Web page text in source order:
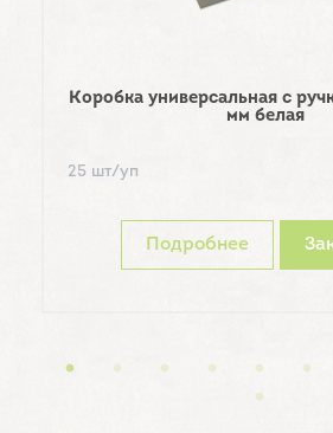
Коробка универсальная с
мм белая
25 шт/уп
Подробнее